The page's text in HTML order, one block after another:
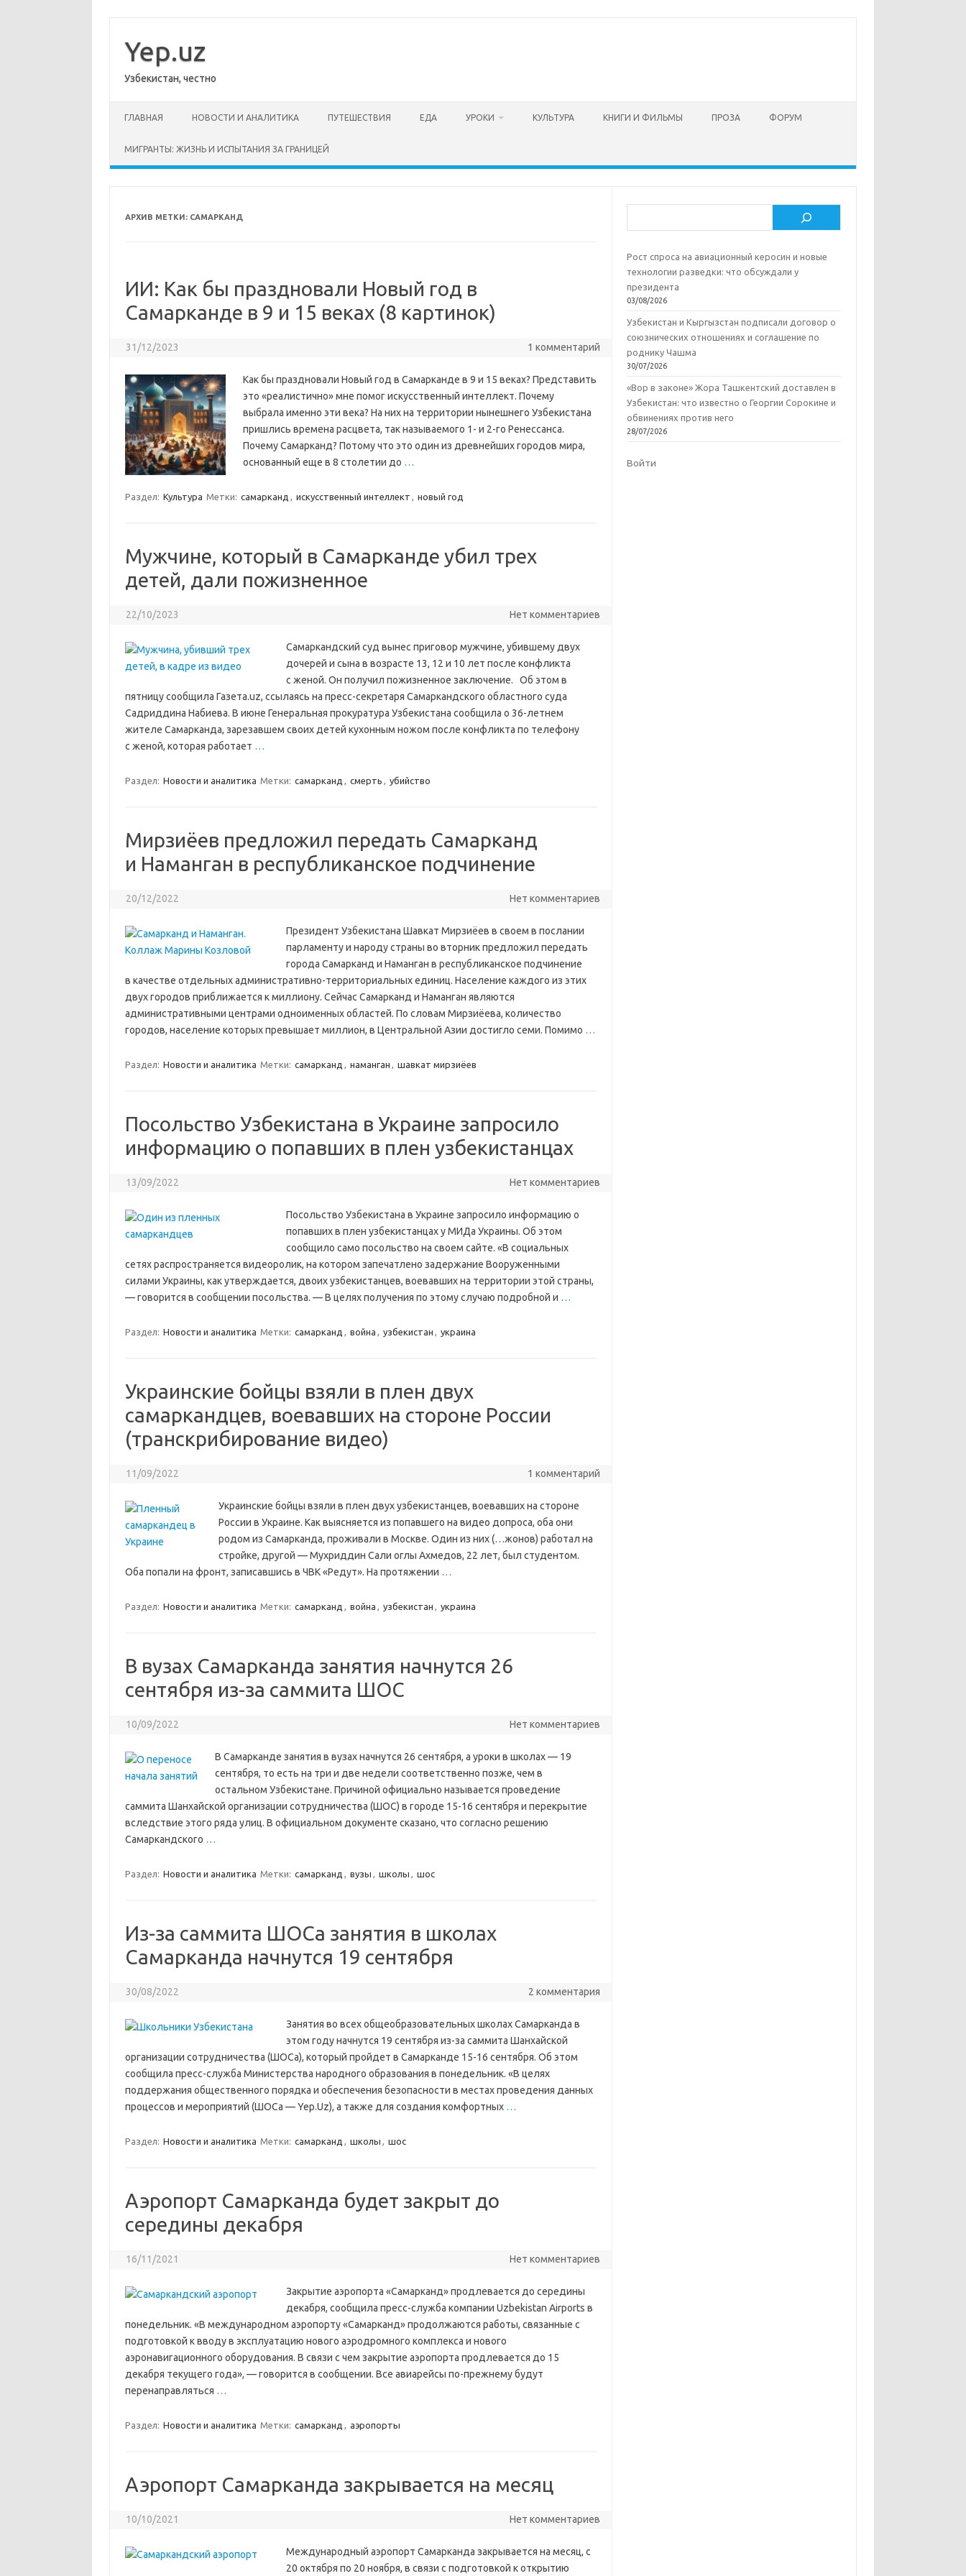
содержимому
Yep.uz
Узбекистан, честно
ГЛАВНАЯ НОВОСТИ И АНАЛИТИКА ПУТЕШЕСТВИЯ ЕДА УРОКИ КУЛЬТУРА КНИГИ И ФИЛЬМЫ ПРОЗА ФОРУМ
МИГРАНТЫ: ЖИЗНЬ И ИСПЫТАНИЯ ЗА ГРАНИЦЕЙ
АРХИВ МЕТКИ: CАМАРКАНД
ИИ: Как бы праздновали Новый год в
Самарканде в 9 и 15 веках (8 картинок)
31/12/2023 1 комментарий
Как бы праздновали Новый год в Самарканде в 9 и 15 веках? Представить
это «реалистично» мне помог искусственный интеллект. Почему
выбрала именно эти века? На них на территории нынешнего Узбекистана
пришлись времена расцвета, так называемого 1- и 2-го Ренессанса.
Почему Самарканд? Потому что это один из древнейших городов мира,
основанный еще в 8 столетии до …
Раздел: Культура Метки: cамарканд , искусственный интеллект , новый год
Мужчине, который в Самарканде убил трех
детей, дали пожизненное
22/10/2023 Нет комментариев
Самаркандский суд вынес приговор мужчине, убившему двух
дочерей и сына в возрасте 13, 12 и 10 лет после конфликта
с женой. Он получил пожизненное заключение. Об этом в
пятницу сообщила Газета.uz, ссылаясь на пресс-секретаря Самаркандского областного суда
Садриддина Набиева. В июне Генеральная прокуратура Узбекистана сообщила о 36-летнем
жителе Самарканда, зарезавшем своих детей кухонным ножом после конфликта по телефону
с женой, которая работает …
Раздел: Новости и аналитика Метки: cамарканд , смерть , убийство
Мирзиёев предложил передать Самарканд
и Наманган в республиканское подчинение
20/12/2022 Нет комментариев
Президент Узбекистана Шавкат Мирзиёев в своем в послании
парламенту и народу страны во вторник предложил передать
города Самарканд и Наманган в республиканское подчинение
в качестве отдельных административно-территориальных единиц. Население каждого из этих
двух городов приближается к миллиону. Сейчас Самарканд и Наманган являются
административными центрами одноименных областей. По словам Мирзиёева, количество
городов, население которых превышает миллион, в Центральной Азии достигло семи. Помимо …
Раздел: Новости и аналитика Метки: cамарканд , наманган , шавкат мирзиёев
Посольство Узбекистана в Украине запросило
информацию о попавших в плен узбекистанцах
13/09/2022 Нет комментариев
Посольство Узбекистана в Украине запросило информацию о
попавших в плен узбекистанцах у МИДа Украины. Об этом
сообщило само посольство на своем сайте. «В социальных
сетях распространяется видеоролик, на котором запечатлено задержание Вооруженными
силами Украины, как утверждается, двоих узбекистанцев, воевавших на территории этой страны,
— говорится в сообщении посольства. — В целях получения по этому случаю подробной и …
Раздел: Новости и аналитика Метки: cамарканд , война , узбекистан , украина
Украинские бойцы взяли в плен двух
самаркандцев, воевавших на стороне России
(транскрибирование видео)
11/09/2022 1 комментарий
Украинские бойцы взяли в плен двух узбекистанцев, воевавших на стороне
России в Украине. Как выясняется из попавшего на видео допроса, оба они
родом из Самарканда, проживали в Москве. Один из них (…жонов) работал на
стройке, другой — Мухриддин Сали оглы Ахмедов, 22 лет, был студентом.
Оба попали на фронт, записавшись в ЧВК «Редут». На протяжении …
Раздел: Новости и аналитика Метки: cамарканд , война , узбекистан , украина
В вузах Самарканда занятия начнутся 26
сентября из-за саммита ШОС
10/09/2022 Нет комментариев
В Самарканде занятия в вузах начнутся 26 сентября, а уроки в школах — 19
сентября, то есть на три и две недели соответственно позже, чем в
остальном Узбекистане. Причиной официально называется проведение
саммита Шанхайской организации сотрудничества (ШОС) в городе 15-16 сентября и перекрытие
вследствие этого ряда улиц. В официальном документе сказано, что согласно решению
Самаркандского …
Раздел: Новости и аналитика Метки: cамарканд , вузы , школы , шос
Из-за саммита ШОСа занятия в школах
Самарканда начнутся 19 сентября
30/08/2022 2 комментария
Занятия во всех общеобразовательных школах Самарканда в
этом году начнутся 19 сентября из-за саммита Шанхайской
организации сотрудничества (ШОСа), который пройдет в Самарканде 15-16 сентября. Об этом
сообщила пресс-служба Министерства народного образования в понедельник. «В целях
поддержания общественного порядка и обеспечения безопасности в местах проведения данных
процессов и мероприятий (ШОСа — Yep.Uz), а также для создания комфортных …
Раздел: Новости и аналитика Метки: cамарканд , школы , шос
Аэропорт Самарканда будет закрыт до
середины декабря
16/11/2021 Нет комментариев
Закрытие аэропорта «Самарканд» продлевается до середины
декабря, сообщила пресс-служба компании Uzbekistan Airports в
понедельник. «В международном аэропорту «Самарканд» продолжаются работы, связанные с
подготовкой к вводу в эксплуатацию нового аэродромного комплекса и нового
аэронавигационного оборудования. В связи с чем закрытие аэропорта продлевается до 15
декабря текущего года», — говорится в сообщении. Все авиарейсы по-прежнему будут
перенаправляться …
Раздел: Новости и аналитика Метки: cамарканд , аэропорты
Аэропорт Самарканда закрывается на месяц
10/10/2021 Нет комментариев
Международный аэропорт Самарканда закрывается на месяц, с
20 октября по 20 ноября, в связи с подготовкой к открытию
Рост спроса на авиационный керосин и новые
технологии разведки: что обсуждали у
президента
03/08/2026
Узбекистан и Кыргызстан подписали договор о
союзнических отношениях и соглашение по
роднику Чашма
30/07/2026
«Вор в законе» Жора Ташкентский доставлен в
Узбекистан: что известно о Георгии Сорокине и
обвинениях против него
28/07/2026
Войти